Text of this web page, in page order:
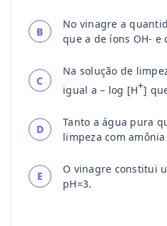
B
No vinagre a
que a de íons OH- e
C
Na solução de
igual a – log [H+]
D
Tanto a água pura
limpeza com
E
O vinagre constitui
pH=3.